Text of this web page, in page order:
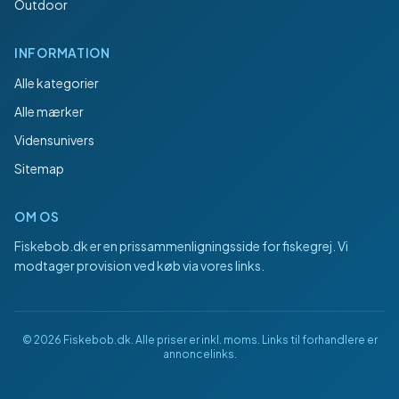
Outdoor
INFORMATION
Alle kategorier
Alle mærker
Vidensunivers
Sitemap
OM OS
Fiskebob.dker en prissammenligningsside for fiskegrej. Vi
modtager provision ved køb via vores links.
© 2026 Fiskebob.dk. Alle priser er inkl. moms. Links til forhandlere er
annoncelinks.